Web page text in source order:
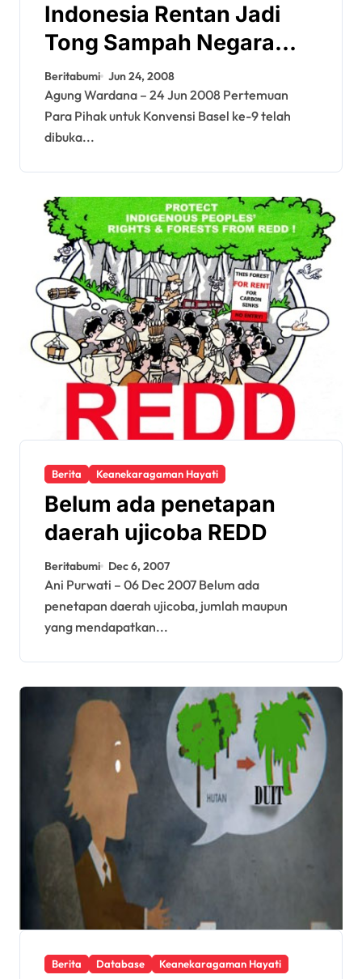
Indonesia Rentan Jadi
Tong Sampah Negara
Maju
Beritabumi Jun 24, 2008
Agung Wardana – 24 Jun 2008 Pertemuan
Para Pihak untuk Konvensi Basel ke-9 telah
dibuka...
Berita Keanekaragaman Hayati
Belum ada penetapan
daerah ujicoba REDD
Beritabumi Dec 6, 2007
Ani Purwati – 06 Dec 2007 Belum ada
penetapan daerah ujicoba, jumlah maupun
yang mendapatkan...
Berita Database Keanekaragaman Hayati